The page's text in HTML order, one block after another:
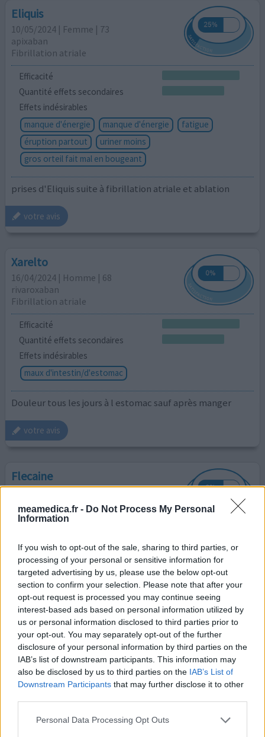
meamedica.fr - Do Not Process My Personal
Information
If you wish to opt-out of the sale, sharing to third parties, or
processing of your personal or sensitive information for
targeted advertising by us, please use the below opt-out
section to confirm your selection. Please note that after your
opt-out request is processed you may continue seeing
interest-based ads based on personal information utilized by
us or personal information disclosed to third parties prior to
your opt-out. You may separately opt-out of the further
disclosure of your personal information by third parties on the
IAB’s list of downstream participants. This information may
also be disclosed by us to third parties on the IAB’s List of
Downstream Participants that may further disclose it to other
Personal Data Processing Opt Outs
Eliquis
10/05/2024 | Femme | 73
apixaban
Fibrillation atriale
Efficacité
Quantité effets secondaires
Effets indésirables
manque d'énergie
manque d'énergie
fatigue
éruption partout
uriner moins
gros orteil fait mal en bougeant
prises d'Eliquis suite à fibrillation atriale et ablation
votre avis
Xarelto
16/04/2024 | Homme | 68
rivaroxaban
Fibrillation atriale
Efficacité
Quantité effets secondaires
Effets indésirables
maux d'intestin/d'estomac
Douleur tous les jours à l estomac sauf après manger
votre avis
Flecaine
Fibrillation atriale
Quantité effets secondaires
Effets indésirables
tachycardie
Prescrit pour FA transitoire à l'effort. C'est non
seulement une cochonnerie, mais un machin qui ne
devrait plus être prescrit comme prévention de la
FAselon la Haute Autorité de Santé. Les cardiologues
sont sans doute de bons techniciens mais de piètres
soignants. Après tout, ils ont défendu très longtemps le